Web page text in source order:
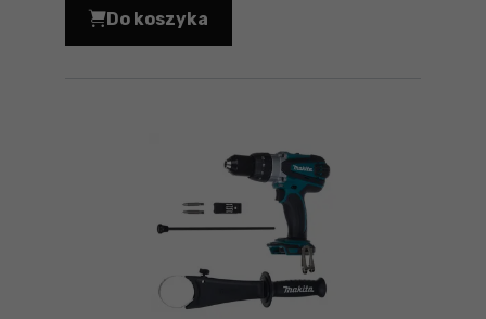
Do koszyka
Szlifierka mimośrodowa Makita